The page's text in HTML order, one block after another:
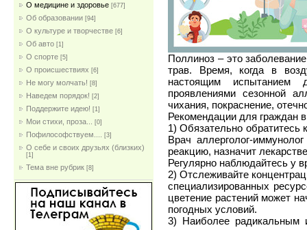
О медицине и здоровье [677]
Об образовании [94]
О культуре и творчестве [6]
Об авто [1]
О спорте [5]
О происшествиях [6]
Не могу молчать! [8]
Наведем порядок! [2]
Поддержите идею! [1]
Мои стихи, проза... [0]
Пофилософствуем.... [3]
О себе и своих друзьях (близких)
[1]
Тема вне рубрик [8]
Поллиноз – это
трав. Время, когда в
настоящим
проявлениями сезонной
чихания, покраснение,
Рекомендации для граждан
1) Обязательно обратитесь
Врач аллерголог-
реакцию, назначит
Регулярно наблюдайтесь у
2) Отслеживайте
специализированных
цветение растений может
погодных условий.
3) Наиболее радикальным